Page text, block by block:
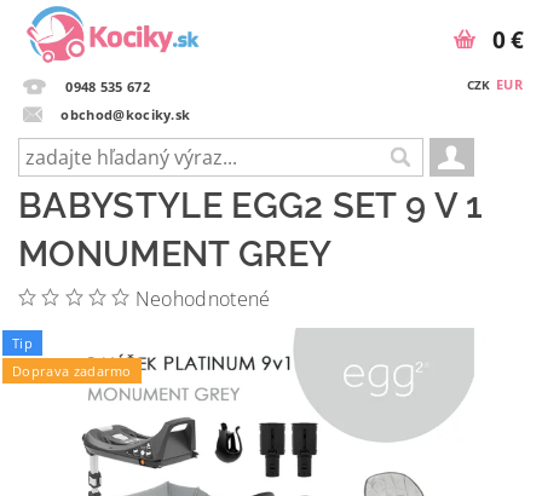
0948 535 672
obchod@kociky.sk
CZK EUR
0 €
BABYSTYLE EGG2 SET 9 V 1
MONUMENT GREY
Neohodnotené
Tip
Doprava zadarmo